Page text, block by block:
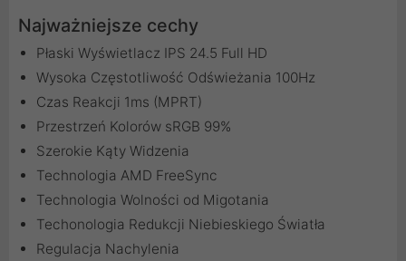
Najważniejsze cechy
Płaski Wyświetlacz IPS 24.5 Full HD
Wysoka Częstotliwość Odświeżania 100Hz
Czas Reakcji 1ms (MPRT)
Przestrzeń Kolorów sRGB 99%
Szerokie Kąty Widzenia
Technologia AMD FreeSync
Technologia Wolności od Migotania
Techonologia Redukcji Niebieskiego Światła
Regulacja Nachylenia